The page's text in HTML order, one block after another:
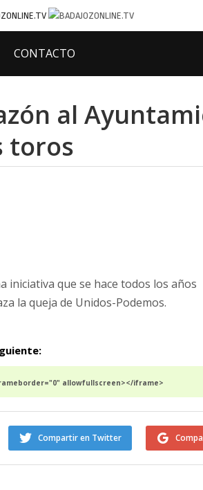
CONTACTO
al
toros
iniciativa que se hace todos los años
la queja de Unidos-Podemos.
allowfullscreen></iframe>
Compartir en Twitter